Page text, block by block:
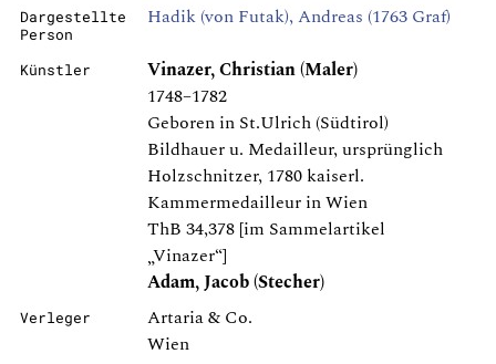
Dargestellte
Person
Hadik (von Futak), Andreas (1763 Graf)
Künstler
Vinazer, Christian (Maler)
1748–1782
Geboren in St.Ulrich (Südtirol)
Bildhauer u. Medailleur, ursprünglich
Holzschnitzer, 1780 kaiserl.
Kammermedailleur in Wien
ThB 34,378 [im Sammelartikel
„Vinazer“]
Adam, Jacob (Stecher)
Verleger
Artaria & Co.
Wien